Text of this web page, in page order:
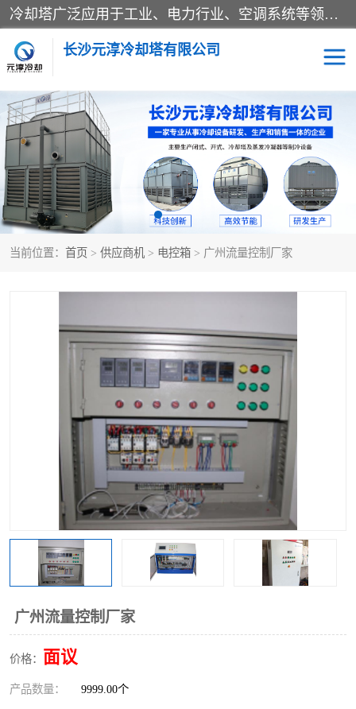
冷却塔广泛应用于工业、电力行业、空调系统等领域。在电力行业中，用于冷却发电机组的循环水；在工业生产中，如化工、冶金等行业，可降低生产过程中产生的热量；在空调系统中，为空调设备提供冷却水源
长沙元淳冷却塔有限公司
当前位置： 首页 > 供应商机 > 电控箱 > 广州流量控制厂家
广州流量控制厂家
价格： 面议
产品数量： 9999.00个
方形开式冷却塔 圆形冷却塔
闭式冷却塔 水箱
电控箱 水泵
板式换热器